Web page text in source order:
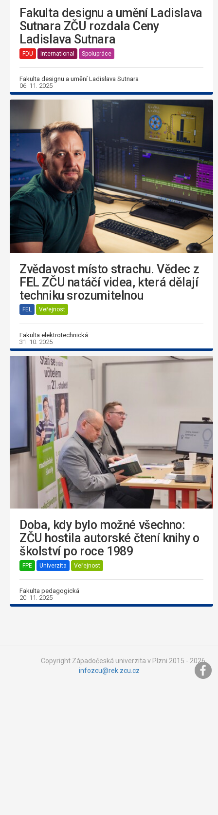
Fakulta designu a umění Ladislava
Sutnara ZČU rozdala Ceny
Ladislava Sutnara
FDU International Spolupráce
Fakulta designu a umění Ladislava Sutnara
06. 11. 2025
Zvědavost místo strachu. Vědec z
FEL ZČU natáčí videa, která dělají
techniku srozumitelnou
FEL Veřejnost
Fakulta elektrotechnická
31. 10. 2025
Doba, kdy bylo možné všechno:
ZČU hostila autorské čtení knihy o
školství po roce 1989
FPE Univerzita Veřejnost
Fakulta pedagogická
20. 11. 2025
Copyright Západočeská univerzita v Plzni 2015 - 2026,
infozcu@rek.zcu.cz